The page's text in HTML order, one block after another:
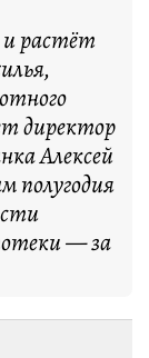
и растёт
директор
Алексей
полугодия
— за